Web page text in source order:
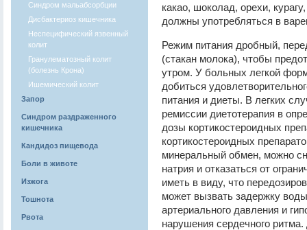
Синдром мальабсорбции
Дисбактериоз кишечника
Неспецифический язвенный
колит
Гранулематозный колит
(болезнь Крона)
Ишемический колит
Запор
Синдром раздраженного
кишечника
Кандидоз пищевода
Боли в животе
Изжога
Тошнота
Рвота
какао, шоколад, орехи,
должны употребляться в
Режим питания дробный,
(стакан молока), чтобы
утром. У больных легкой
добиться
питания и диеты. В легких
ремиссии диетотерапия в
дозы кортикостероидных
кортикостероидных
минеральный обмен, можно
натрия и отказаться от
иметь в виду, что
может вызвать задержку
артериального давления и
нарушения сердечного